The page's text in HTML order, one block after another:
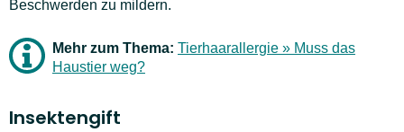
Beschwerden zu mildern.
Mehr zum Thema: Tierhaarallergie » Muss das
Haustier weg?
Insektengift